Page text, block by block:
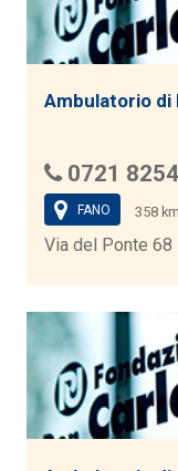
Ambulatorio di
0721
FANO 358 km
Via del Ponte 68